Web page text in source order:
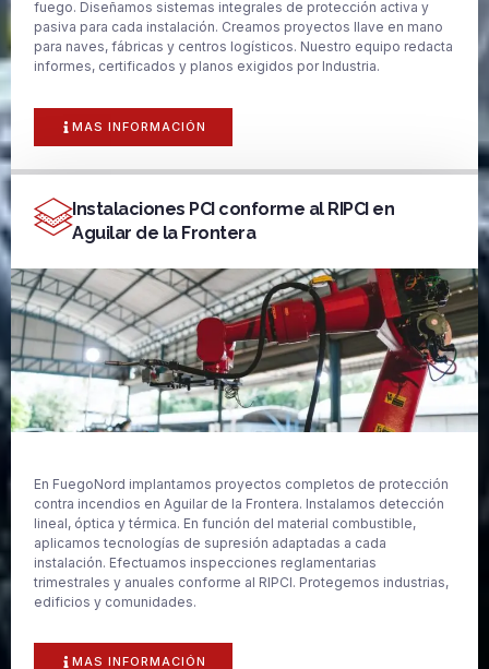
fuego. Diseñamos sistemas integrales de protección activa y
pasiva para cada instalación. Creamos proyectos llave en mano
para naves, fábricas y centros logísticos. Nuestro equipo redacta
informes, certificados y planos exigidos por Industria.
MAS INFORMACIÓN
Instalaciones PCI conforme al RIPCI en
Aguilar de la Frontera
En FuegoNord implantamos proyectos completos de protección
contra incendios en Aguilar de la Frontera. Instalamos detección
lineal, óptica y térmica. En función del material combustible,
aplicamos tecnologías de supresión adaptadas a cada
instalación. Efectuamos inspecciones reglamentarias
trimestrales y anuales conforme al RIPCI. Protegemos industrias,
edificios y comunidades.
MAS INFORMACIÓN